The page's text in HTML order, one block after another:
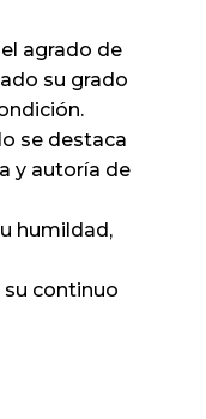
agrado de
su grado
se destaca
y autoría de
humildad,
su continuo